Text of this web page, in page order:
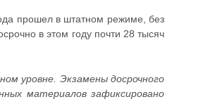
прошел в штатном режиме, без
в этом году почти 28 тысяч
уровне. Экзамены досрочного
материалов зафиксировано